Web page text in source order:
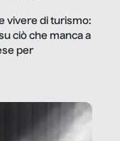
vivere di turismo:
ciò che manca a
per